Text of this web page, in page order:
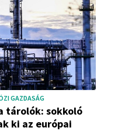
GAZDASÁG
tárolók: sokkoló
ki az európai